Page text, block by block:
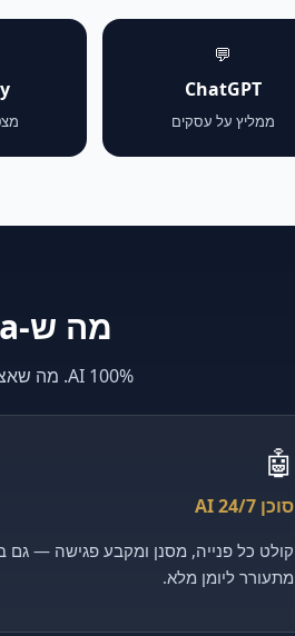
💬
ChatGPT
ממליץ על עסקים מצטט
מה ש-Klarya עושה וסוכנות רגילה לא
100% AI. מה שאצל אחרים לוקח חודשים ועולה הון — אצלנו מהיר, מדיד וזול יותר.
🤖
סוכן AI 24/7
מתעורר ליומן מלא.